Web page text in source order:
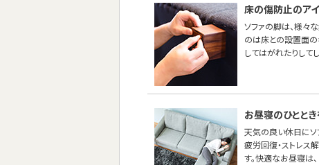
床の傷防止のア
ソファの脚は、様々
のは床との設置面の
してはがれたりして
お昼寝のひとと
天気の良い休日にソ
疲労回復・ストレス
す。快適なお昼寝は